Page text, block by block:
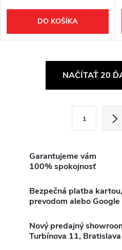
DO KOŠÍKA
NAČÍTAŤ 20
1
Garantujeme vám
100% spokojnosť
Bezpečná platba kartou,
prevodom alebo Google
Nový predajný
Turbínova 11, Bratislava